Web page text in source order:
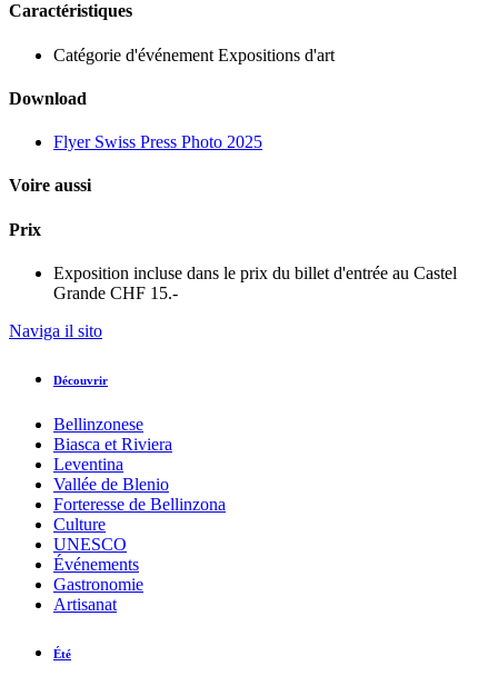
Caractéristiques
Catégorie d'événement Expositions d'art
Download
Flyer Swiss Press Photo 2025
Voire aussi
Prix
Exposition incluse dans le prix du billet d'entrée au Castel
Grande CHF 15.-
Naviga il sito
Découvrir
Bellinzonese
Biasca et Riviera
Leventina
Vallée de Blenio
Forteresse de Bellinzona
Culture
UNESCO
Événements
Gastronomie
Artisanat
Été